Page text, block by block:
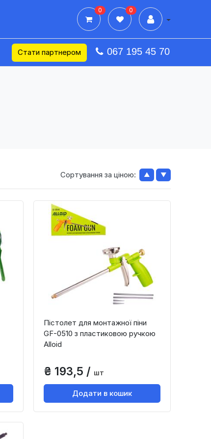
0 0
Стати партнером 067 195 45 70
Сортування за ціною: ▲ ▼
Пістолет для монтажної піни
GF-0510 з пластиковою ручкою
Alloid
₴ 193,5 / шт
Додати в кошик